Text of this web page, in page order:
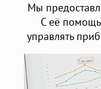
Мы
С её
управлять